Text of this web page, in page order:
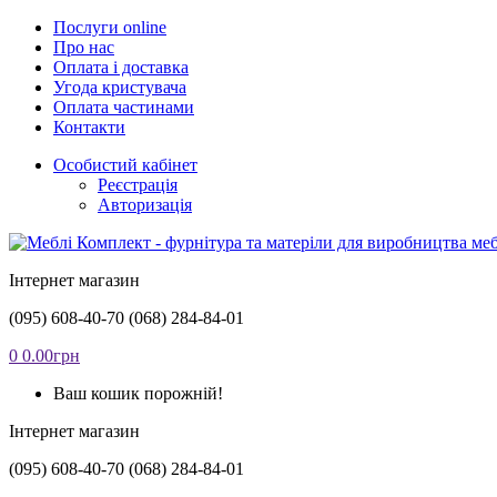
Послуги online
Про нас
Оплата і доставка
Угода кристувача
Оплата частинами
Контакти
Особистий кабінет
Реєстрація
Авторизація
Інтернет магазин
(095) 608-40-70 (068) 284-84-01
0 0.00грн
Ваш кошик порожній!
Інтернет магазин
(095) 608-40-70 (068) 284-84-01